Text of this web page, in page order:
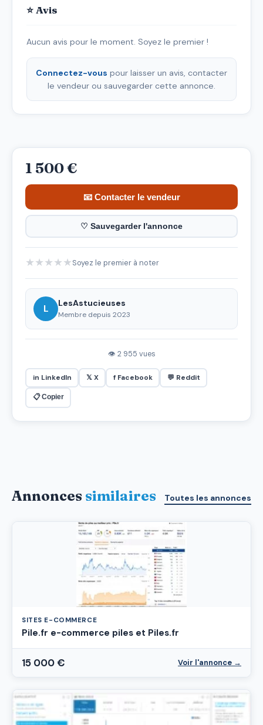
⭐ Avis
Aucun avis pour le moment. Soyez le premier !
Connectez-vous pour laisser un avis, contacter
le vendeur ou sauvegarder cette annonce.
1 500 €
📧 Contacter le vendeur
♡ Sauvegarder l'annonce
★★★★★Soyez le premier à noter
L LesAstucieuses
Membre depuis 2023
👁 2 955 vues
in LinkedIn 𝕏 X f Facebook 💬 Reddit
📋 Copier
Annonces similaires Toutes les annonces
SITES E-COMMERCE
Pile.fr e-commerce piles et Piles.fr
15 000 € Voir l'annonce →